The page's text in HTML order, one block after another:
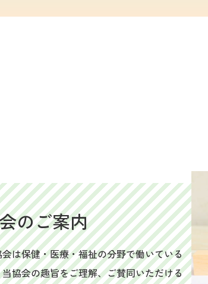
のご案内
は保健・医療・福祉の分野で働いている
協会の趣旨をご理解、ご賛同いただける